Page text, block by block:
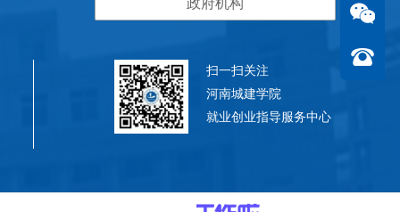
政府机构
扫一扫关注
河南城建学院
就业创业指导服务中心